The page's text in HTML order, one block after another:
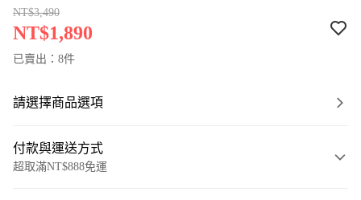
NT$3,490
NT$1,890
已賣出：8件
請選擇商品選項
付款與運送方式
超取滿NT$888免運